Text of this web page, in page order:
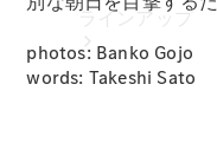
ラインアップ
photos: Banko Gojo
words: Takeshi Sato